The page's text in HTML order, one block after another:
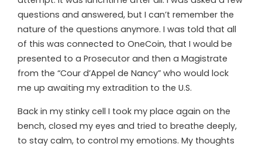
questions and answered, but I can’t remember the
nature of the questions anymore. I was told that all
of this was connected to OneCoin, that I would be
presented to a Prosecutor and then a Magistrate
from the “Cour d’Appel de Nancy” who would lock
me up awaiting my extradition to the U.S.
Back in my stinky cell I took my place again on the
bench, closed my eyes and tried to breathe deeply,
to stay calm, to control my emotions. My thoughts